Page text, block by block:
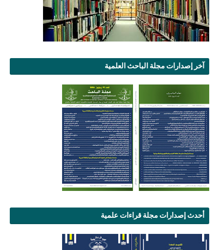
آخر إصدارات مجلة الباحث العلمية
أحدث إصدارات مجلة قراءات علمية